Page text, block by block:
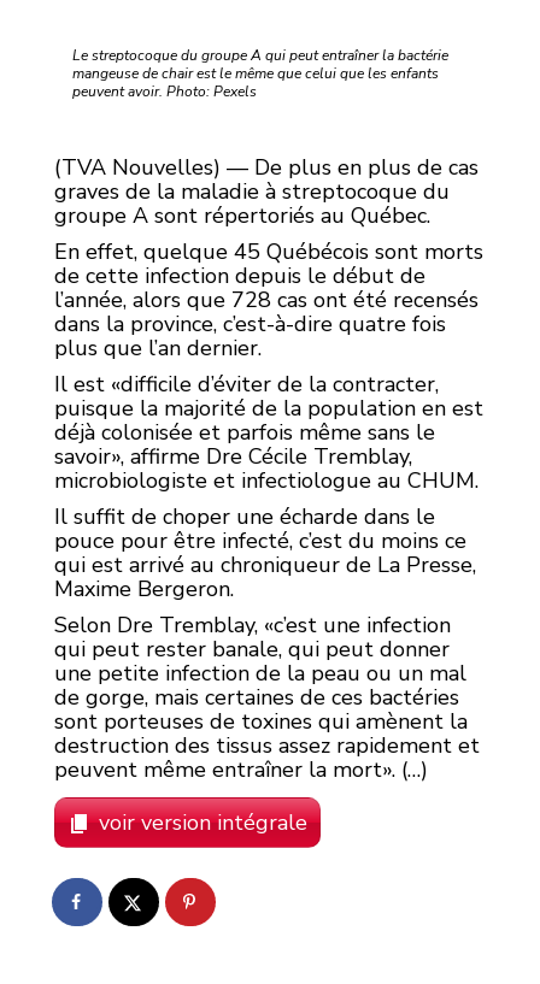
Le streptocoque du groupe A qui peut entraîner la bactérie
mangeuse de chair est le même que celui que les enfants
peuvent avoir. Photo: Pexels
(TVA Nouvelles) — De plus en plus de cas
graves de la maladie à streptocoque du
groupe A sont répertoriés au Québec.
En effet, quelque 45 Québécois sont morts
de cette infection depuis le début de
l’année, alors que 728 cas ont été recensés
dans la province, c’est-à-dire quatre fois
plus que l’an dernier.
Il est «difficile d’éviter de la contracter,
puisque la majorité de la population en est
déjà colonisée et parfois même sans le
savoir», affirme Dre Cécile Tremblay,
microbiologiste et infectiologue au CHUM.
Il suffit de choper une écharde dans le
pouce pour être infecté, c’est du moins ce
qui est arrivé au chroniqueur de La Presse,
Maxime Bergeron.
Selon Dre Tremblay, «c’est une infection
qui peut rester banale, qui peut donner
une petite infection de la peau ou un mal
de gorge, mais certaines de ces bactéries
sont porteuses de toxines qui amènent la
destruction des tissus assez rapidement et
peuvent même entraîner la mort». (…)
voir version intégrale